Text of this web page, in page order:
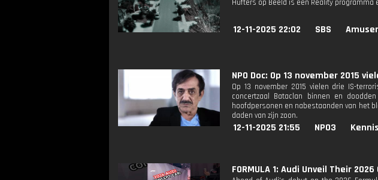
Hufters op Beeld is een Reality programma
12-11-2025 22:02 SBS
NPO Doc: Op 13 november 2015
Op 13 november 2015 vielen drie IS-
concertzaal Bataclan binnen en
hoofdpersonen en nabestaanden van het
daden van zijn zoon.
12-11-2025 21:55 NPO3
FORMULA 1: Audi Unveil Their